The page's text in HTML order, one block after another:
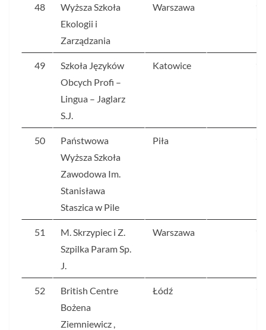
48
Wyższa Szkoła
Ekologii i
Zarządzania
Warszawa
49
Szkoła Języków
Obcych Profi –
Lingua – Jaglarz
S.J.
Katowice
50
Państwowa
Wyższa Szkoła
Zawodowa Im.
Stanisława
Staszica w Pile
Piła
51
M. Skrzypiec i Z.
Szpilka Param Sp.
J.
Warszawa
52
British Centre
Bożena
Ziemniewicz ,
Łódź